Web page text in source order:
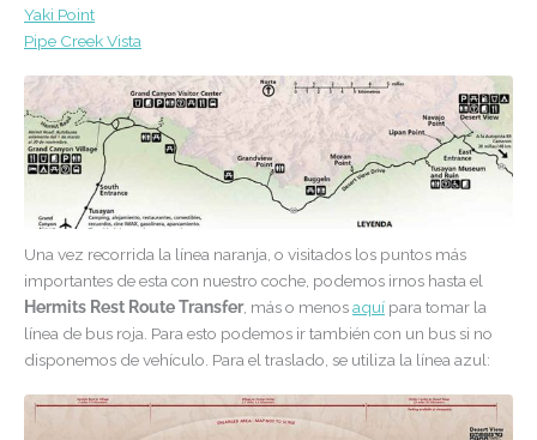
Yaki Point
Pipe Creek Vista
Una vez recorrida la línea naranja, o visitados los puntos más
importantes de esta con nuestro coche, podemos irnos hasta el
Hermits Rest Route Transfer, más o menosaquí para tomar la
línea de bus roja. Para esto podemos ir también con un bus si no
disponemos de vehículo. Para el traslado, se utiliza la línea azul: